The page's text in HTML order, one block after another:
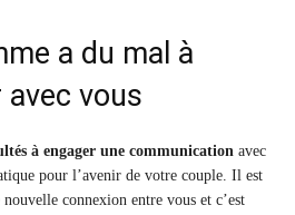
a du mal à
vous
à engager une communication avec
pour l’avenir de votre couple. Il est
connexion entre vous et c’est